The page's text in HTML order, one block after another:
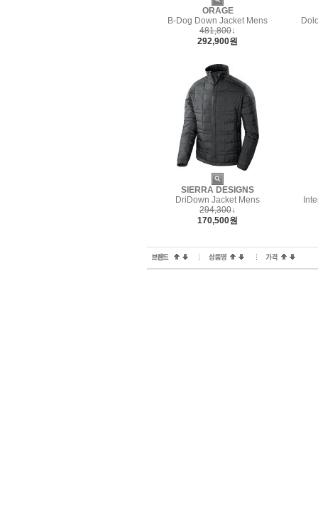
ORAGE
B-Dog Down Jacket Mens
481,800↓
292,900원
SIERRA DESIGNS
DriDown Jacket Mens
294,300↓
170,500원